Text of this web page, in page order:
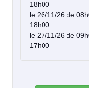
18h00
le 26/11/26 de
18h00
le 27/11/26 de
17h00